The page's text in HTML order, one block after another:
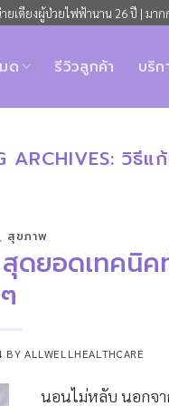
ยเตียงผู้ป่วยไฟฟ้านาน 26 ปี | มากก
ด รีวิวลูกค้า บริก
ARCHIVES:วิธีแ
สุขภาพ
ยอดเทคนิค
ๆ
BY ALLWELLHEALTHCARE
นอนไม่หลับ นอกจ